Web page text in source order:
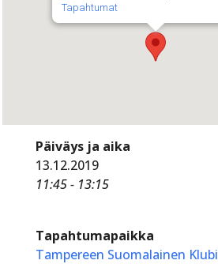
Tapahtumat
Päiväys ja aika
13.12.2019
11:45 - 13:15
Tapahtumapaikka
Tampereen Suomalainen Klubi